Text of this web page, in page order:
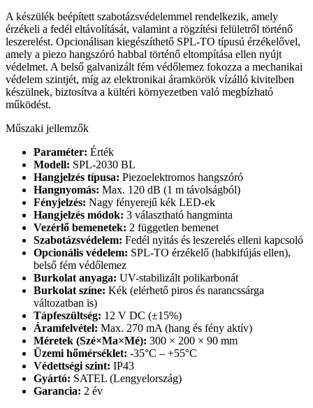
A készülék beépített szabotázsvédelemmel rendelkezik, amely
érzékeli a fedél eltávolítását, valamint a rögzítési felületről történő
leszerelést. Opcionálisan kiegészíthető SPL-TO típusú érzékelővel,
amely a piezo hangszóró habbal történő eltompítása ellen nyújt
védelmet. A belső galvanizált fém védőlemez fokozza a mechanikai
védelem szintjét, míg az elektronikai áramkörök vízálló kivitelben
készülnek, biztosítva a kültéri környezetben való megbízható
működést.
Műszaki jellemzők
Paraméter: Érték
Modell: SPL-2030 BL
Hangjelzés típusa: Piezoelektromos hangszóró
Hangnyomás: Max. 120 dB (1 m távolságból)
Fényjelzés: Nagy fényerejű kék LED-ek
Hangjelzés módok: 3 választható hangminta
Vezérlő bemenetek: 2 független bemenet
Szabotázsvédelem: Fedél nyitás és leszerelés elleni kapcsoló
Opcionális védelem: SPL-TO érzékelő (habkifújás ellen),
belső fém védőlemez
Burkolat anyaga: UV-stabilizált polikarbonát
Burkolat színe: Kék (elérhető piros és narancssárga
változatban is)
Tápfeszültség: 12 V DC (±15%)
Áramfelvétel: Max. 270 mA (hang és fény aktív)
Méretek (Szé×Ma×Mé): 300 × 200 × 90 mm
Üzemi hőmérséklet: -35°C – +55°C
Védettségi szint: IP43
Gyártó: SATEL (Lengyelország)
Garancia: 2 év